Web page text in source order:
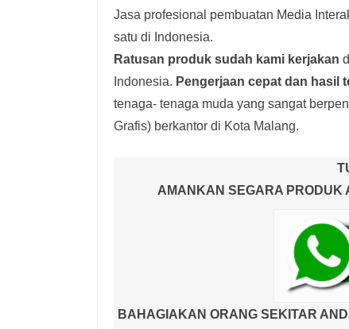
Jasa profesional pembuatan Media
satu di Indonesia.
Ratusan produk sudah kami kerjakan
Indonesia. Pengerjaan cepat dan hasil
tenaga- tenaga muda yang sangat
Grafis) berkantor di Kota Malang.
AMANKAN SEGARA PRODUK
BAHAGIAKAN ORANG SEKITAR